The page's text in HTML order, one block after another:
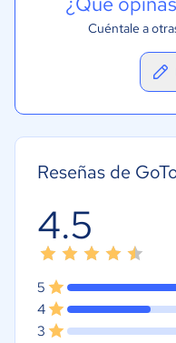
Cuéntale a
Reseñas de
4.5
5
4
3